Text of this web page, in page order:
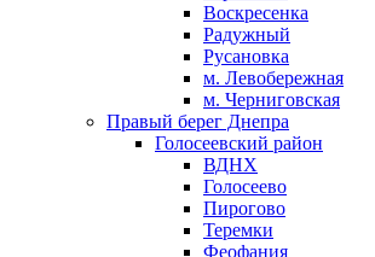
Воскресенка
Радужный
Русановка
м. Левобережная
м. Черниговская
Правый берег Днепра
Голосеевский район
ВДНХ
Голосеево
Пирогово
Теремки
Феофания